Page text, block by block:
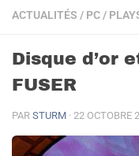
ACTUALITÉS / PC/
Disque d’or
FUSER
PAR STURM · 22 OCTOBRE